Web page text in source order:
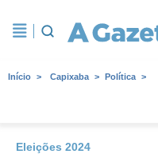
Início Capixaba Política
Eleições 2024